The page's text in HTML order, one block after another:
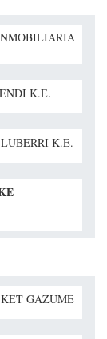
K.E.
K.E.
GAZUME